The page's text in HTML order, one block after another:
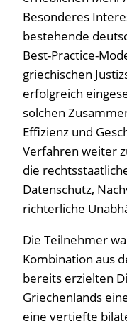
Besonderes
bestehende
Best-Practice-
griechischen
erfolgreich
solchen
Effizienz und
Verfahren weiter
die
Datenschutz,
richterliche
Die Teilnehmer
Kombination aus
bereits erzielten
Griechenlands
eine vertiefte